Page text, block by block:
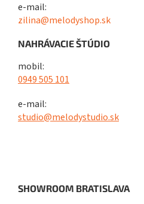
e-mail:
zilina@melodyshop.sk
NAHRÁVACIE ŠTÚDIO
mobil:
0949 505 101
e-mail:
studio@melodystudio.sk
SHOWROOM BRATISLAVA